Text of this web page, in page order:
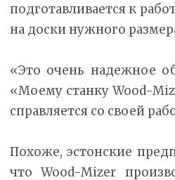
подготавливается к
на доски нужного
«Это очень надежное
«Моему станку Wood-
справляется со своей
Похоже, эстонские
что Wood-Mizer